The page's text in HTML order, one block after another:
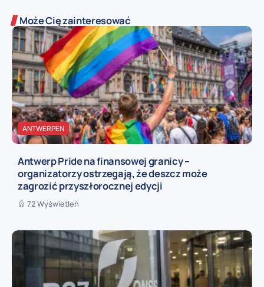
Może Cię zainteresować
ANTWERPEN
Antwerp Pride na finansowej granicy –
organizatorzy ostrzegają, że deszcz może
zagrozić przyszłorocznej edycji
72 Wyświetleń